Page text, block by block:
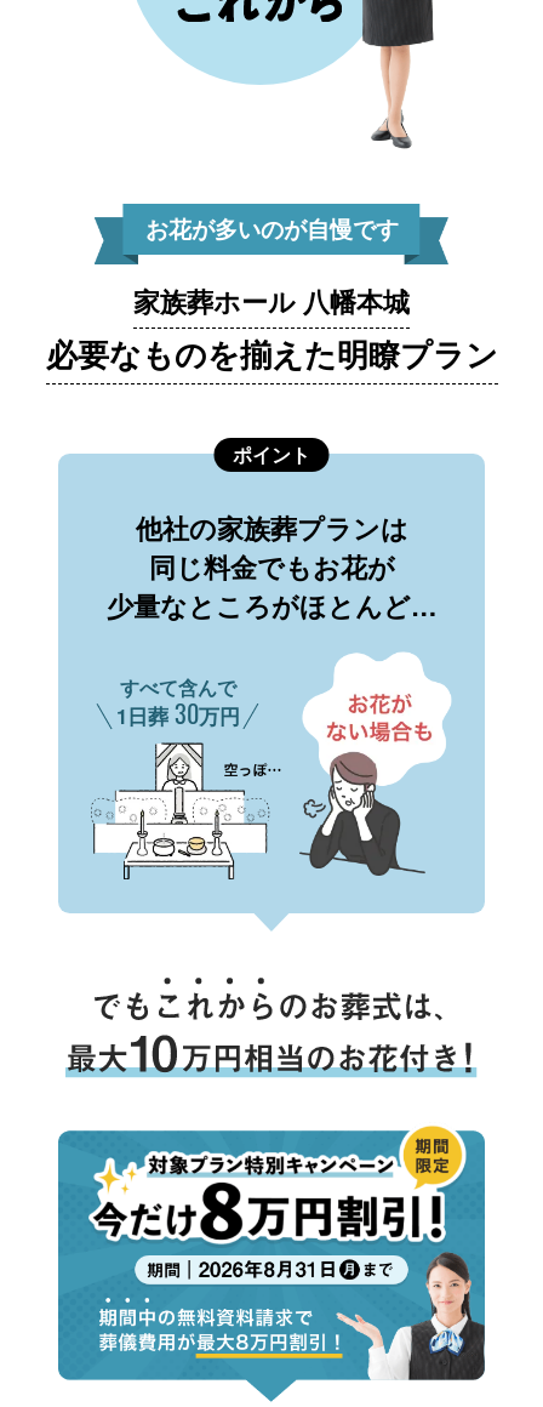
お花が多いのが自慢です
家族葬ホール 八幡本城
必要なものを揃えた明瞭プラン
ポイント
他社の家族葬プランは
同じ料金でもお花が
少量なところがほとんど…
すべて含んで
1日葬 30万円